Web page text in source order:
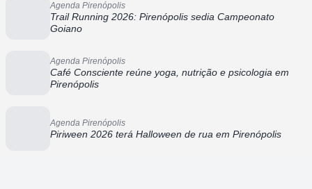
Agenda Pirenópolis
Trail Running 2026: Pirenópolis sedia Campeonato
Goiano
Agenda Pirenópolis
Café Consciente reúne yoga, nutrição e psicologia em
Pirenópolis
Agenda Pirenópolis
Piriween 2026 terá Halloween de rua em Pirenópolis